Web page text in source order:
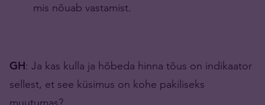
mis nõuab vastamist.
GH: Ja kas kulla ja hõbeda hinna tõus on indikaator
sellest, et see küsimus on kohe pakiliseks